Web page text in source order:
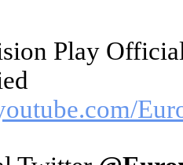
Play